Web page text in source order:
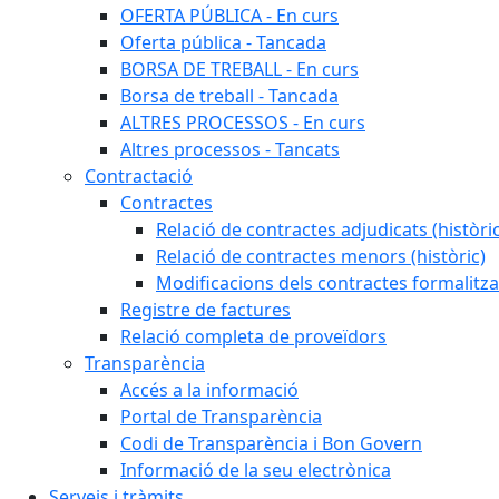
OFERTA PÚBLICA - En curs
Oferta pública - Tancada
BORSA DE TREBALL - En curs
Borsa de treball - Tancada
ALTRES PROCESSOS - En curs
Altres processos - Tancats
Contractació
Contractes
Relació de contractes adjudicats
Relació de contractes menors (històric)
Modificacions dels contractes
Registre de factures
Relació completa de proveïdors
Transparència
Accés a la informació
Portal de Transparència
Codi de Transparència i Bon Govern
Informació de la seu electrònica